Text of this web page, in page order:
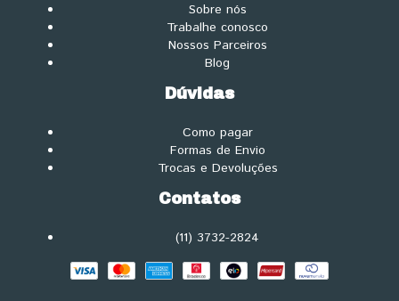
Sobre nós
Trabalhe conosco
Nossos Parceiros
Blog
Dúvidas
Como pagar
Formas de Envio
Trocas e Devoluções
Contatos
(11) 3732-2824